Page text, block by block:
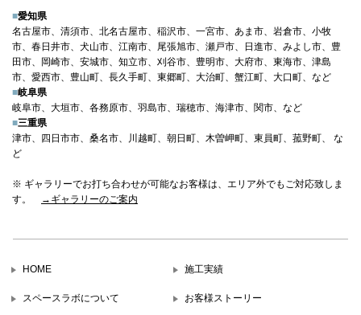
■愛知県
名古屋市、清須市、北名古屋市、稲沢市、一宮市、あま市、岩倉市、小牧
市、春日井市、犬山市、江南市、尾張旭市、瀬戸市、日進市、みよし市、豊
田市、岡崎市、安城市、知立市、刈谷市、豊明市、大府市、東海市、津島
市、愛西市、豊山町、長久手町、東郷町、大治町、蟹江町、大口町、など
■岐阜県
岐阜市、大垣市、各務原市、羽島市、瑞穂市、海津市、関市、など
■三重県
津市、四日市市、桑名市、川越町、朝日町、木曽岬町、東員町、菰野町、 な
ど
※ ギャラリーでお打ち合わせが可能なお客様は、エリア外でもご対応致しま
す。
→ギャラリーのご案内
HOME
スペースラボについて
施工実績
お客様ストーリー